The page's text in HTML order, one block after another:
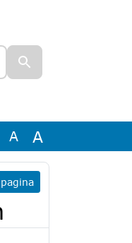
A A